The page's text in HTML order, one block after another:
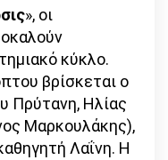
», οι
κύκλο.
βρίσκεται ο
Πρύτανη, Ηλίας
Μαρκουλάκης),
Λαΐνη. Η